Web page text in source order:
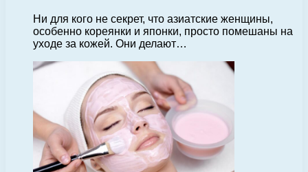
Ни для кого не секрет, что азиатские женщины,
особенно кореянки и японки, просто помешаны на
уходе за кожей. Они делают…